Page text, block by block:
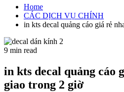
Home
CÁC DỊCH VỤ CHÍNH
in kts decal quảng cáo giá rẻ
Estimated
time
9 min read
in kts decal quảng cáo
giao trong 2 giờ